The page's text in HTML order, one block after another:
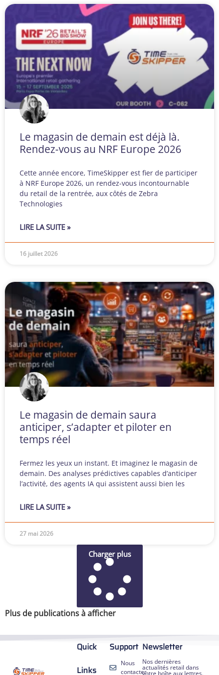
Le magasin de demain est déjà là.
Rendez-vous au NRF Europe 2026
Cette année encore, TimeSkipper est fier de participer
à NRF Europe 2026, un rendez-vous incontournable
du retail de la rentrée, aux côtés de Zebra
Technologies
LIRE LA SUITE »
16 juillet 2026
Le magasin de demain saura
anticiper, s’adapter et piloter en
temps réel
Fermez les yeux un instant. Et imaginez le magasin de
demain. Des analyses prédictives capables d’anticiper
l’activité, des agents IA qui assistent aussi bien les
LIRE LA SUITE »
27 mai 2026
Charger plus
Plus de publications à afficher
Quick
Links
Support
Nous
contacter
Newsletter
Nos dernières
actualités retail dans
votre boîte aux lettres.